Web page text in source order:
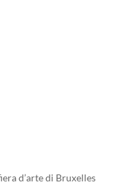
d’arte di Bruxelles